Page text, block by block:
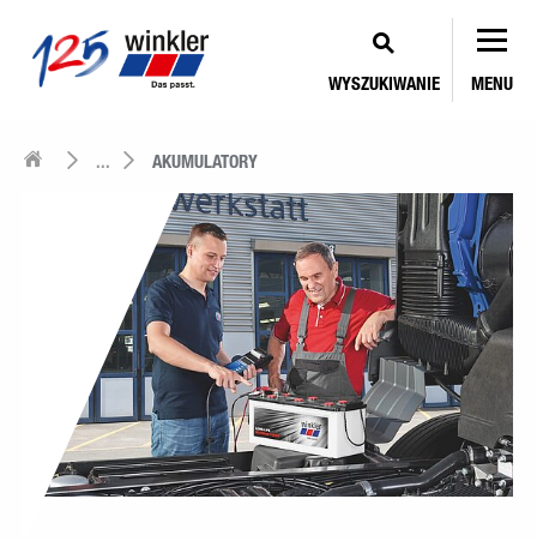
WYSZUKIWANIE MENU
... AKUMULATORY